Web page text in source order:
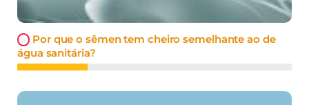
Por que o sêmen tem cheiro semelhante ao de
água sanitária?